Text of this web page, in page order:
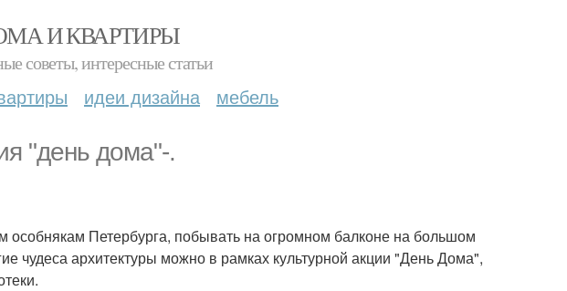
И КВАРТИРЫ
советы, интересные статьи
идеи дизайна мебель
"день дома"-.
особнякам Петербурга, побывать на огромном балконе на большом
чудеса архитектуры можно в рамках культурной акции "День Дома",